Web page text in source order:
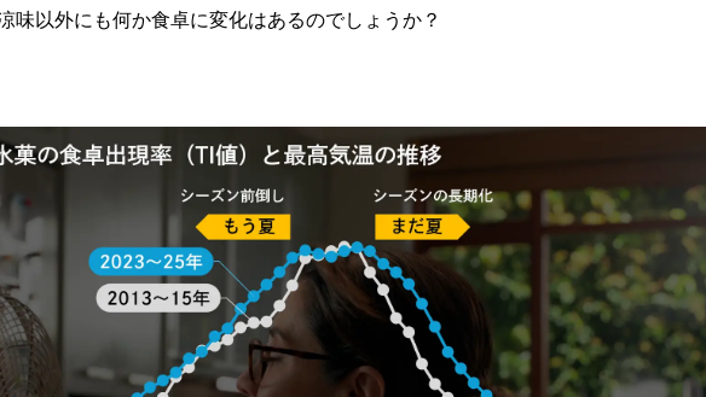
味以外にも何か食卓に変化はあるのでしょうか？